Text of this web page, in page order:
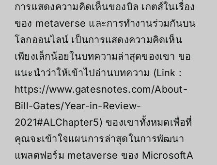
การแสดงความคิดเห็นของบิล เกตส์ในเรื่อง
ของ metaverse และการทำงานร่วมกันบน
โลกออนไลน์ เป็นการแสดงความคิดเห็น
เพียงเล็กน้อยในบทความล่าสุดของเขา ขอ
แนะนำว่าให้เข้าไปอ่านบทความ (Link :
https://www.gatesnotes.com/About-
Bill-Gates/Year-in-Review-
2021#ALChapter5) ของเขาทั้งหมดเพื่อที่
คุณจะเข้าใจแผนการล่าสุดในการพัฒนา
แพลตฟอร์ม metaverse ของ MicrosoftA